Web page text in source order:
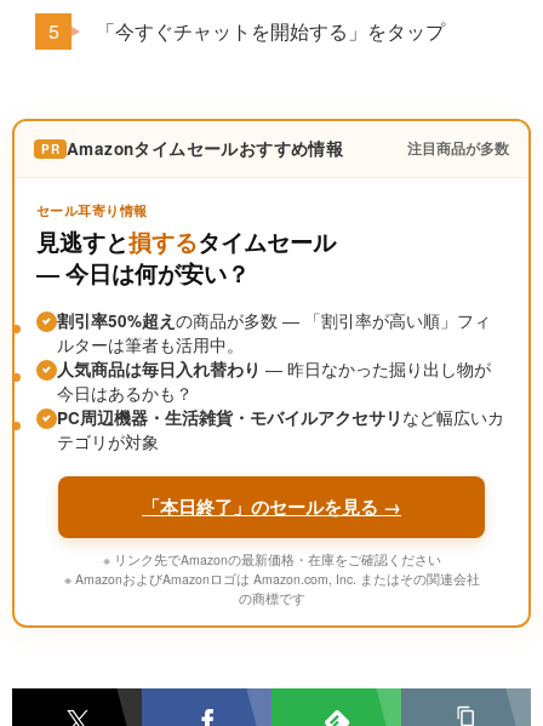
「今すぐチャットを開始する」をタップ
PR Amazonタイムセールおすすめ情報 注目商品が多数
セール耳寄り情報
見逃すと損するタイムセール
― 今日は何が安い？
割引率50%超え の商品が多数 ― 「割引率が高い順」フィ
ルターは筆者も活用中。
人気商品は毎日入れ替わり ― 昨日なかった掘り出し物が
今日はあるかも？
PC周辺機器・生活雑貨・モバイルアクセサリ など幅広いカ
テゴリが対象
「本日終了」のセールを見る →
※ リンク先でAmazonの最新価格・在庫をご確認ください
※ AmazonおよびAmazonロゴは Amazon.com, Inc. またはその関連会社
の商標です